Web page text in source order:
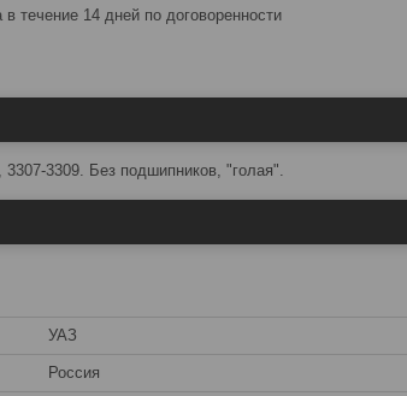
в течение 14 дней по договоренности
3309. Без подшипников, "голая".
УАЗ
Россия